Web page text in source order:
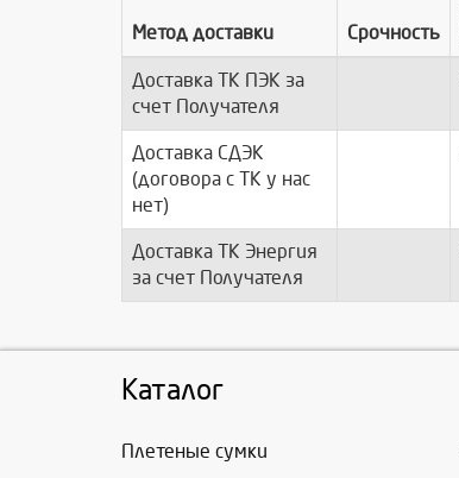
Метод доставки Срочность
Доставка ТК ПЭК за
счет Получателя
Доставка СДЭК
(договора с ТК у нас
нет)
Доставка ТК Энергия
за счет Получателя
Каталог
Плетеные сумки